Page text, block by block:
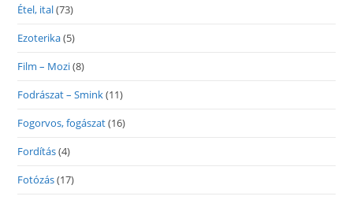
Étel, ital(73)
Ezoterika(5)
Film – Mozi(8)
Fodrászat – Smink(11)
Fogorvos, fogászat(16)
Fordítás(4)
Fotózás(17)